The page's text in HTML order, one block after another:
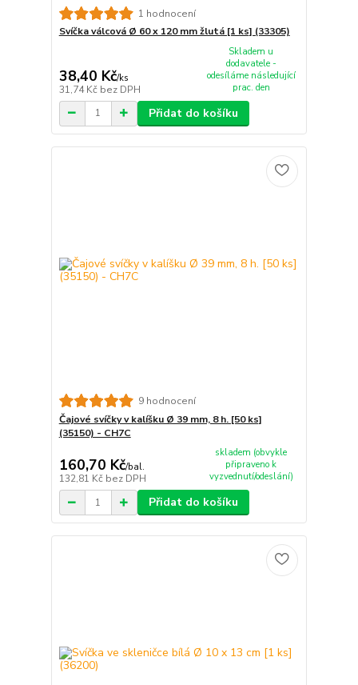
1 hodnocení
Svíčka válcová Ø 60 x 120 mm žlutá [1 ks] (33305)
38,40 Kč/ks
31,74 Kč bez DPH
Skladem u
dodavatele -
odesíláme následující
prac. den
Přidat do košíku
9 hodnocení
Čajové svíčky v kalíšku Ø 39 mm, 8 h. [50 ks]
(35150) - CH7C
160,70 Kč/bal.
132,81 Kč bez DPH
skladem (obvykle
připraveno k
vyzvednutí/odeslání)
Přidat do košíku